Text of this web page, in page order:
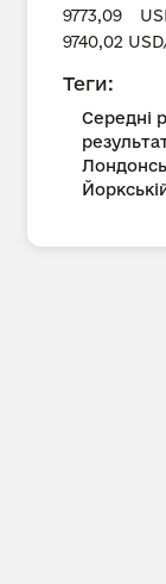
9773,09
9740,02
Теги:
Середні